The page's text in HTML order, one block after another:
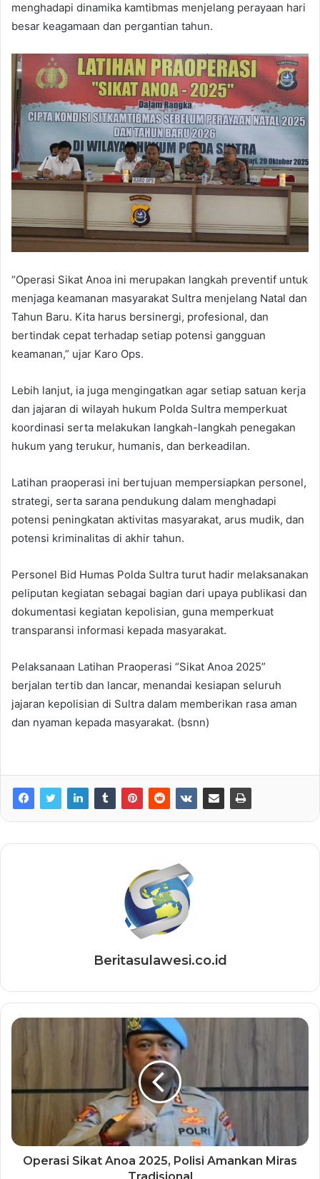
menghadapi dinamika kamtibmas menjelang perayaan hari
besar keagamaan dan pergantian tahun.
“Operasi Sikat Anoa ini merupakan langkah preventif untuk
menjaga keamanan masyarakat Sultra menjelang Natal dan
Tahun Baru. Kita harus bersinergi, profesional, dan
bertindak cepat terhadap setiap potensi gangguan
keamanan,” ujar Karo Ops.
Lebih lanjut, ia juga mengingatkan agar setiap satuan kerja
dan jajaran di wilayah hukum Polda Sultra memperkuat
koordinasi serta melakukan langkah-langkah penegakan
hukum yang terukur, humanis, dan berkeadilan.
Latihan praoperasi ini bertujuan mempersiapkan personel,
strategi, serta sarana pendukung dalam menghadapi
potensi peningkatan aktivitas masyarakat, arus mudik, dan
potensi kriminalitas di akhir tahun.
Personel Bid Humas Polda Sultra turut hadir melaksanakan
peliputan kegiatan sebagai bagian dari upaya publikasi dan
dokumentasi kegiatan kepolisian, guna memperkuat
transparansi informasi kepada masyarakat.
Pelaksanaan Latihan Praoperasi “Sikat Anoa 2025”
berjalan tertib dan lancar, menandai kesiapan seluruh
jajaran kepolisian di Sultra dalam memberikan rasa aman
dan nyaman kepada masyarakat. (bsnn)
Beritasulawesi.co.id
Operasi Sikat Anoa 2025, Polisi Amankan Miras
Tradisional